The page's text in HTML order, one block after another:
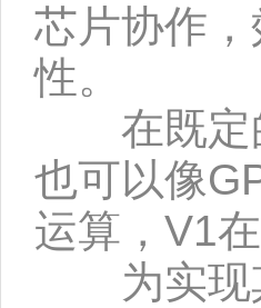
芯片协作
性。
在既定的
也可以像
运算，V1
为实现其